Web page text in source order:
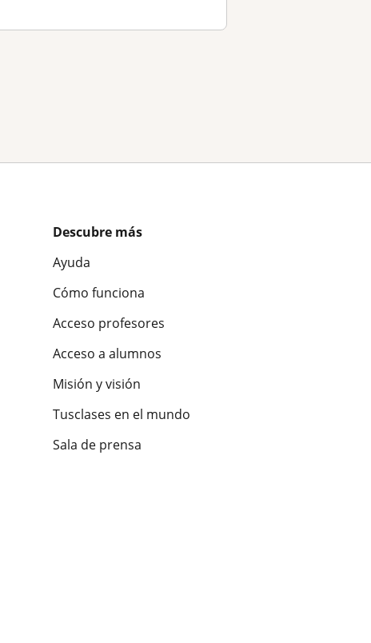
Descubre más
Ayuda
Cómo funciona
Acceso profesores
Acceso a alumnos
Misión y visión
Tusclases en el mundo
Sala de prensa